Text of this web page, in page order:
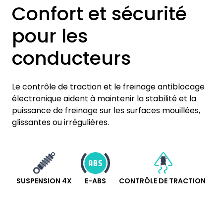
Confort et sécurité
pour les
conducteurs
SUSPENSION 4X E-ABS CONTRÔLE DE TRACTION
Le contrôle de traction et le freinage antiblocage
électronique aident à maintenir la stabilité et la
puissance de freinage sur les surfaces mouillées,
glissantes ou irrégulières.